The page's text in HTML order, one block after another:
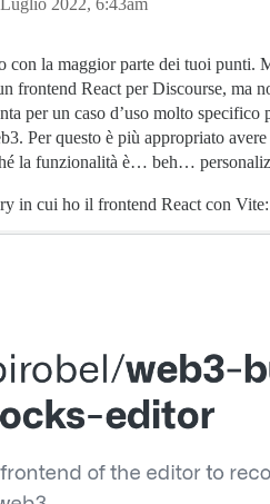
2022, 6:43am
con la maggior parte dei tuoi punti.
frontend React per Discourse, ma
per un caso d’uso molto
Per questo è più appropriato
la funzionalità è… beh…
in cui ho il frontend React con Vite: